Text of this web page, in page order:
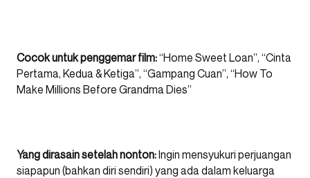
Cocok untuk penggemar film:“Home Sweet Loan”, “Cinta
Pertama, Kedua & Ketiga”, “Gampang Cuan”, “How To
Make Millions Before Grandma Dies”
Yang dirasain setelah nonton:Ingin mensyukuri perjuangan
siapapun (bahkan diri sendiri) yang ada dalam keluarga